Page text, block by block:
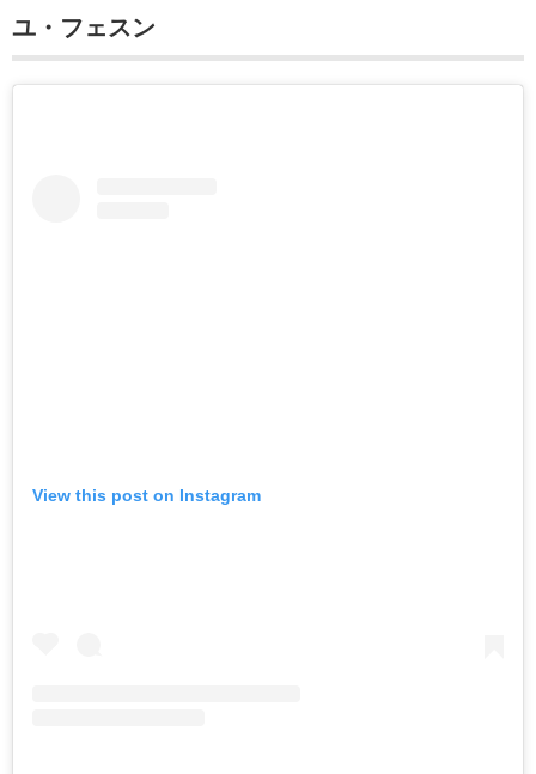
ユ・フェスン
View this post on Instagram